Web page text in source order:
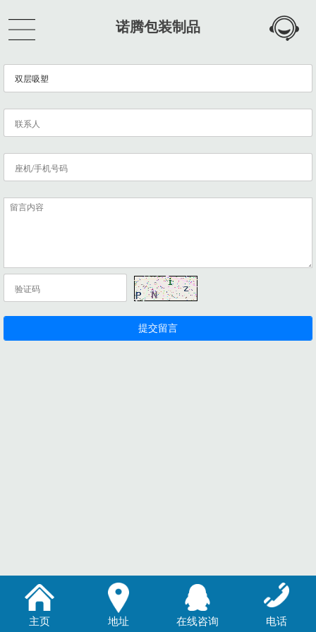
诺腾包装制品
主页 地址 在线咨询 电话